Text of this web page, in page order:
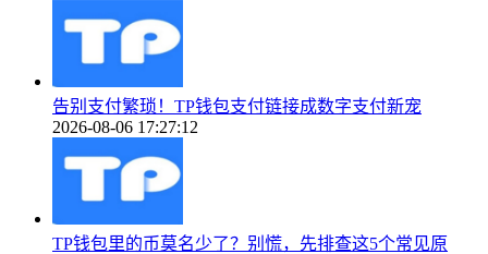
告别支付繁琐！TP钱包支付链接成数字支付新宠
2026-08-06 17:27:12
TP钱包里的币莫名少了？别慌，先排查这5个常见原